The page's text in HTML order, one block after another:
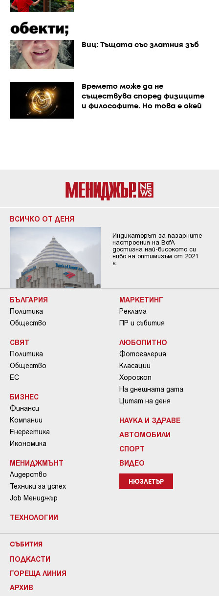
Виц: Тъщата със златния зъб
Времето може да не
съществува според физиците
и философите. Но това е окей
ВСИЧКО ОТ ДЕНЯ
Индикаторът за пазарните
настроения на BofA
достигна най-високото си
ниво на оптимизъм от 2021
г.
БЪЛГАРИЯ
Политика
Общество
СВЯТ
Политика
Общество
ЕС
БИЗНЕС
Финанси
Компании
Енергетика
Икономика
МЕНИДЖМЪНТ
Лидерство
Техники за успех
Job Мениджър
ТЕХНОЛОГИИ
МАРКЕТИНГ
Реклама
ПР и събития
ЛЮБОПИТНО
Фотогалерия
Класации
Хороскоп
На днешната дата
Цитат на деня
НАУКА И ЗДРАВЕ
АВТОМОБИЛИ
СПОРТ
ВИДЕО
НЮЗЛЕТЪР
СЪБИТИЯ
ПОДКАСТИ
ГОРЕЩА ЛИНИЯ
АРХИВ